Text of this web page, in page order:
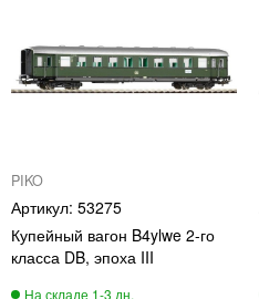
PIKO
53275
Купейный вагон B4ylwe 2-го
класса DB, эпоха III